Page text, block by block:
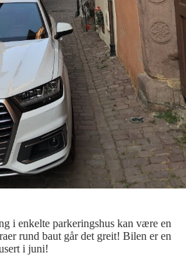
i enkelte parkeringshus kan være en
rund baut går det greit! Bilen er en
i juni!